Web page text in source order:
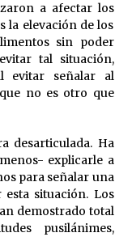
a afectar los
la elevación de los
sin poder
tal situación,
evitar señalar al
no es otro que
desarticulada. Ha
explicarle a
para señalar una
situación. Los
demostrado total
pusilánimes,